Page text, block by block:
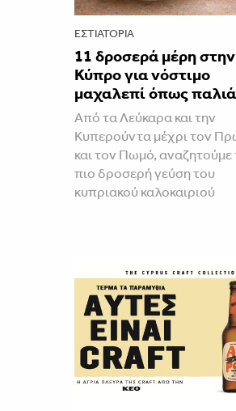
ΕΣΤΙΑΤΌΡΙΑ
11 δροσερά μέρη στην
Κύπρο για νόστιμο
μαχαλεπί όπως παλιά
Από τα Λεύκαρα και την
Κυπερούντα μέχρι τον
και τον Πωμό, αναζητούμε
πιο δροσερή γεύση του
κυπριακού καλοκαιριού